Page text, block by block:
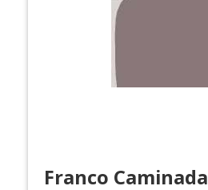
Franco Caminada